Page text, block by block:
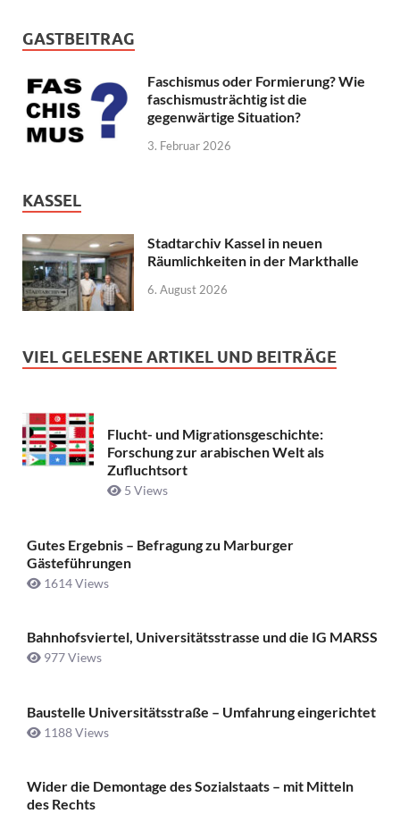
GASTBEITRAG
Faschismus oder Formierung? Wie
faschismusträchtig ist die
gegenwärtige Situation?
3. Februar 2026
KASSEL
Stadtarchiv Kassel in neuen
Räumlichkeiten in der Markthalle
6. August 2026
VIEL GELESENE ARTIKEL UND BEITRÄGE
Flucht- und Migrationsgeschichte:
Forschung zur arabischen Welt als
Zufluchtsort
5 Views
Gutes Ergebnis – Befragung zu Marburger
Gästeführungen
1614 Views
Bahnhofsviertel, Universitätsstrasse und die IG MARSS
977 Views
Baustelle Universitätsstraße ­– Umfahrung eingerichtet
1188 Views
Wider die Demontage des Sozialstaats – mit Mitteln
des Rechts